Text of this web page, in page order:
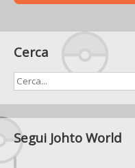
Cerca
Segui Johto World